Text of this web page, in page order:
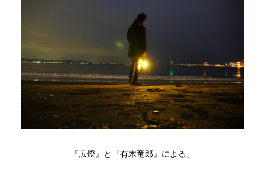
『広燈』と『有木竜郎』による、